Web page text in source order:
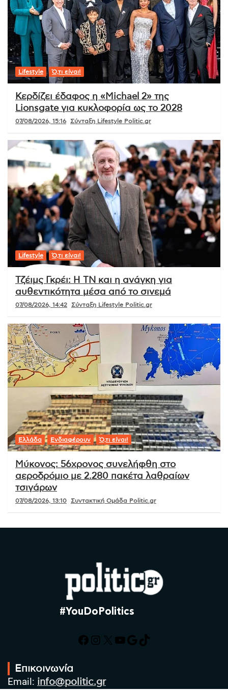
Lifestyle Ό,τι είναι!
Κερδίζει έδαφος η «Michael 2» της
Lionsgate για κυκλοφορία ως το 2028
07/08/2026, 15:16 Σύνταξη Lifestyle Politic.gr
Lifestyle Ό,τι είναι!
Τζέιμς Γκρέι: Η ΤΝ και η ανάγκη για
αυθεντικότητα μέσα από το σινεμά
07/08/2026, 14:42 Σύνταξη Lifestyle Politic.gr
Ελλάδα Ενδιαφέρουν Ό,τι είναι!
Μύκονος: 56χρονος συνελήφθη στο
αεροδρόμιο με 2.280 πακέτα λαθραίων
τσιγάρων
07/08/2026, 13:10 Συντακτική Ομάδα Politic.gr
#YouDoPolitics
Facebook
Instagram
X YouTube
Google
TikTok
Επικοινωνία
Email: info@politic.gr